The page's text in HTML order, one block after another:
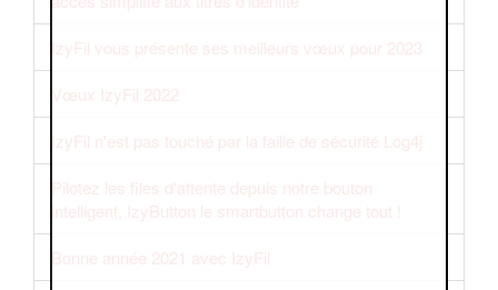
IzyFil vous présente ses meilleurs vœux pour 2023
Vœux IzyFil 2022
IzyFil n'est pas touché par la faille de sécurité Log4j
Pilotez les files d'attente depuis notre bouton
intelligent, IzyButton le smartbutton change tout !
Bonne année 2021 avec IzyFil